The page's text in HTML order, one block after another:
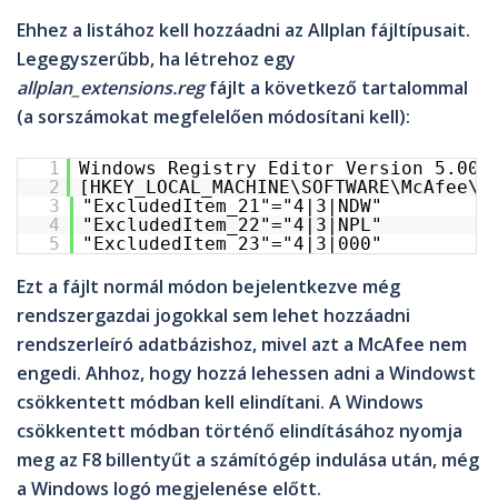
Ehhez a listához kell hozzáadni az Allplan fájltípusait.
Legegyszerűbb, ha létrehoz egy
allplan_extensions.regfájlt a következő tartalommal
(a sorszámokat megfelelően módosítani kell):
1
Windows Registry Editor Version 5.00
2
3
"ExcludedItem_21"="4|3|NDW"
4
"ExcludedItem_22"="4|3|NPL"
5
"ExcludedItem_23"="4|3|000"
Ezt a fájlt normál módon bejelentkezve még
rendszergazdai jogokkal sem lehet hozzáadni
rendszerleíró adatbázishoz, mivel azt a McAfee nem
engedi. Ahhoz, hogy hozzá lehessen adni a Windowst
csökkentett módban kell elindítani. A Windows
csökkentett módban történő elindításához nyomja
meg az F8 billentyűt a számítógép indulása után, még
a Windows logó megjelenése előtt.